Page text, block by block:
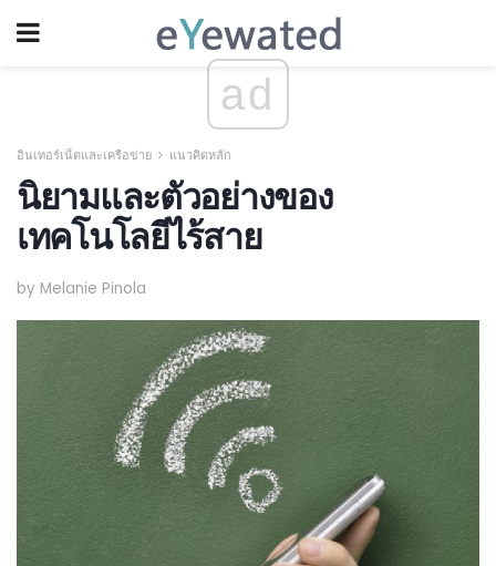
ad
อินเทอร์เน็ตและเครือข่าย แนวคิดหลัก
นิยามและตัวอย่างของ
เทคโนโลยีไร้สาย
by Melanie Pinola